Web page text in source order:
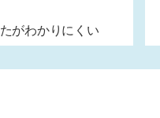
がわかりにくい